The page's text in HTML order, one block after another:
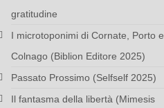
gratitudine
I microtoponimi di Cornate, Porto e
Colnago (Biblion Editore 2025)
Passato Prossimo (Selfself 2025)
Il fantasma della libertà (Mimesis